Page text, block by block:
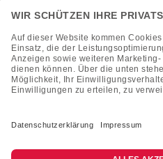
AGB
Vertrag widerrufen
KONTAKT
+49 (0)2133 210433
shop@dienadel.de